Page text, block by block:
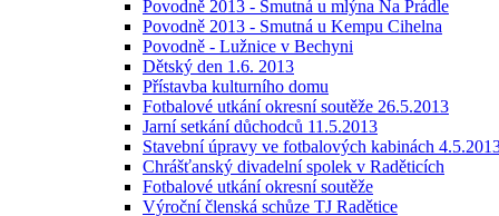
Povodně 2013 - Smutná u mlýna Na Prádle
Povodně 2013 - Smutná u Kempu Cihelna
Povodně - Lužnice v Bechyni
Dětský den 1.6. 2013
Přístavba kulturního domu
Fotbalové utkání okresní soutěže 26.5.2013
Jarní setkání důchodců 11.5.2013
Stavební úpravy ve fotbalových kabinách
Chrášťanský divadelní spolek v Raděticích
Fotbalové utkání okresní soutěže
Výroční členská schůze TJ Radětice